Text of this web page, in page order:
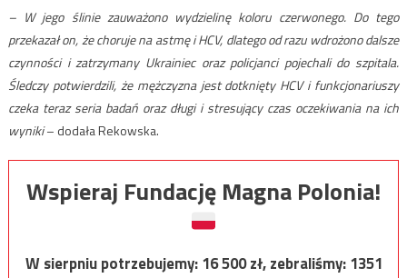
– W jego ślinie zauważono wydzielinę koloru czerwonego. Do tego
przekazał on, że choruje na astmę i HCV, dlatego od razu wdrożono dalsze
czynności i zatrzymany Ukrainiec oraz policjanci pojechali do szpitala.
Śledczy potwierdzili, że mężczyzna jest dotknięty HCV i funkcjonariuszy
czeka teraz seria badań oraz długi i stresujący czas oczekiwania na ich
wyniki– dodała Rekowska.
Wspieraj Fundację Magna Polonia!
W sierpniu potrzebujemy:16 500zł, zebraliśmy:1351